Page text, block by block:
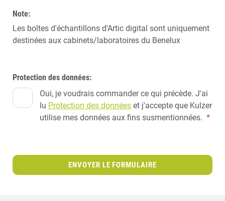
Note:
Les boîtes d'échantillons d'Artic digital sont uniquement
destinées aux cabinets/laboratoires du Benelux
Protection des données:
Oui, je voudrais commander ce qui précède. J'ai
lu Protection des données et j'accepte que Kulzer
utilise mes données aux fins susmentionnées. *
ENVOYER LE FORMULAIRE